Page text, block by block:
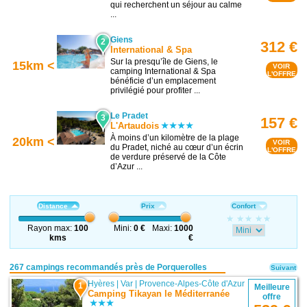
qui recherchent un séjour au calme
15km <
2 Giens
International & Spa
Sur la presqu’île de Giens, le
camping International & Spa
bénéficie d’un emplacement
privilégié pour profiter ...
312 €
VOIR
L'OFFRE
20km <
3 Le Pradet
L'Artaudois
À moins d’un kilomètre de la plage
du Pradet, niché au cœur d’un écrin
de verdure préservé de la Côte
d’Azur ...
157 €
VOIR
L'OFFRE
Distance
Rayon max:100
kms
Prix
Mini: 0 € Maxi:1000
€
Confort
267 campings recommandés près de Porquerolles
1 Hyères |Var Provence-Alpes-Côte d'Azur
Camping Tikayan le Méditerranée
Meilleure
offre
Suivant